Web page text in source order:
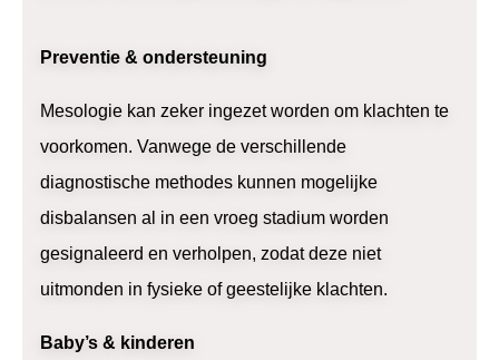
Preventie & ondersteuning
Mesologie kan zeker ingezet worden om klachten te
voorkomen. Vanwege de verschillende
diagnostische methodes kunnen mogelijke
disbalansen al in een vroeg stadium worden
gesignaleerd en verholpen, zodat deze niet
uitmonden in fysieke of geestelijke klachten.
Baby’s & kinderen